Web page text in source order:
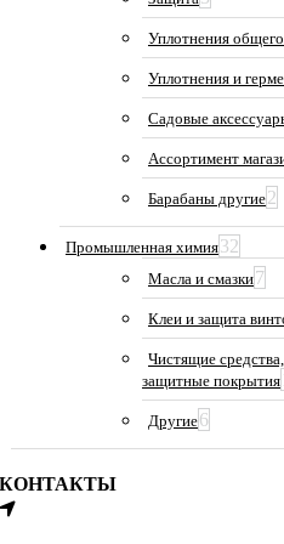
Уплотнения
Уплотнения и
Садовые
Ассортимент
Барабаны другие2
Промышленная химия32
Масла и смазки7
Клеи и защита
Чистящие
защитные покрытия
Другие6
КОНТАКТЫ